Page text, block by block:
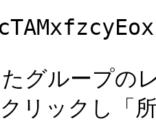
グループの
リックし「